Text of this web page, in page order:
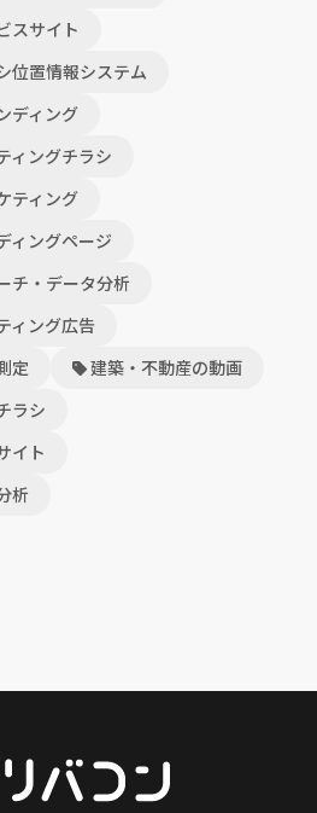
スサイト
位置情報システム
ディング
ィングチラシ
ティング
ィングページ
チ・データ分析
ィング広告
定
建築・不動産の動画
ラシ
イト
析